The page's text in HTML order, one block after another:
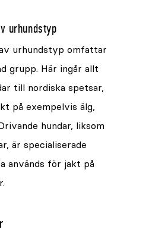
urhundstyp
urhundstyp omfattar
grupp. Här ingår allt
till nordiska spetsar,
på exempelvis älg,
hundar, liksom
är specialiserade
används för jakt på